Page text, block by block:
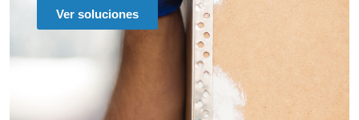
Ver soluciones